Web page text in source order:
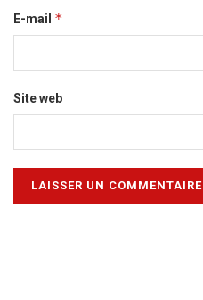
E-mail *
Site web